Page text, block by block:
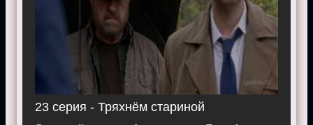
23 серия - Тряхнём стариной